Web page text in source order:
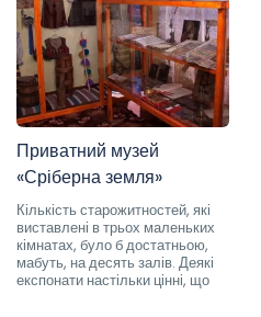
Приватний музей
«Сріберна земля»
Кількість старожитностей, які
виставлені в трьох маленьких
кімнатах, було б достатньою,
мабуть, на десять залів. Деякі
експонати настільки цінні, що